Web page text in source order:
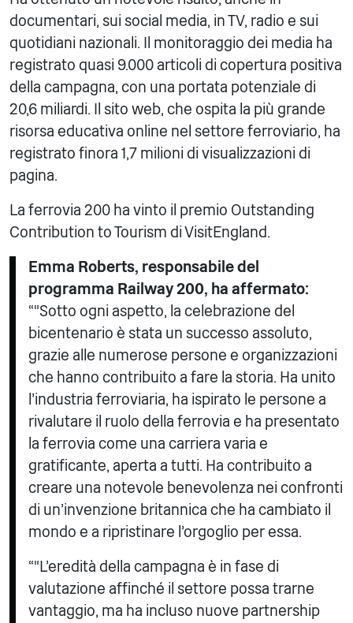
documentari, sui social media, in TV, radio e sui
quotidiani nazionali. Il monitoraggio dei media ha
registrato quasi 9.000 articoli di copertura positiva
della campagna, con una portata potenziale di
20,6 miliardi. Il sito web, che ospita la più grande
risorsa educativa online nel settore ferroviario, ha
registrato finora 1,7 milioni di visualizzazioni di
pagina.
La ferrovia 200 ha vinto il premio Outstanding
Contribution to Tourism di VisitEngland.
Emma Roberts, responsabile del
programma Railway 200, ha affermato:
“"Sotto ogni aspetto, la celebrazione del
bicentenario è stata un successo assoluto,
grazie alle numerose persone e organizzazioni
che hanno contribuito a fare la storia. Ha unito
l'industria ferroviaria, ha ispirato le persone a
rivalutare il ruolo della ferrovia e ha presentato
la ferrovia come una carriera varia e
gratificante, aperta a tutti. Ha contribuito a
creare una notevole benevolenza nei confronti
di un'invenzione britannica che ha cambiato il
mondo e a ripristinare l'orgoglio per essa.
“"L'eredità della campagna è in fase di
valutazione affinché il settore possa trarne
vantaggio, ma ha incluso nuove partnership